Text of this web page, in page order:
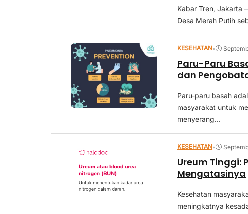
Kabar Tren, Jakarta
Desa Merah Putih
KESEHATAN•
Paru-Paru
dan
Paru-paru basah
masyarakat untuk
menyerang...
KESEHATAN•
Ureum Tinggi:
Mengatasinya
Kesehatan
meningkatnya